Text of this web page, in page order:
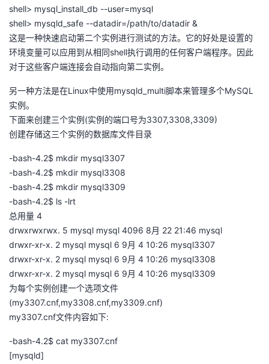
shell> mysql_install_db --user=mysql
shell> mysqld_safe --datadir=/path/to/datadir &
这是一种快速启动第二个实例进行测试的方法。它的好处是设置的
环境变量可以应用到从相同shell执行调用的任何客户端程序。因此
对于这些客户端连接会自动指向第二实例。
另一种方法是在Linux中使用mysqld_multi脚本来管理多个MySQL
实例。
下面来创建三个实例(实例的端口号为3307,3308,3309)
创建存储这三个实例的数据库文件目录
-bash-4.2$ mkdir mysql3307
-bash-4.2$ mkdir mysql3308
-bash-4.2$ mkdir mysql3309
-bash-4.2$ ls -lrt
总用量 4
drwxrwxrwx. 5 mysql mysql 4096 8月 22 21:46 mysql
drwxr-xr-x. 2 mysql mysql 6 9月 4 10:26 mysql3307
drwxr-xr-x. 2 mysql mysql 6 9月 4 10:26 mysql3308
drwxr-xr-x. 2 mysql mysql 6 9月 4 10:26 mysql3309
为每个实例创建一个选项文件
(my3307.cnf,my3308.cnf,my3309.cnf)
my3307.cnf文件内容如下:
-bash-4.2$ cat my3307.cnf
[mysqld]